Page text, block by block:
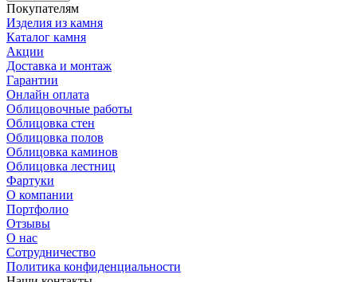
Покупателям
Изделия из камня
Каталог камня
Акции
Доставка и монтаж
Гарантии
Онлайн оплата
Облицовочные работы
Облицовка стен
Облицовка полов
Облицовка каминов
Облицовка лестниц
Фартуки
О компании
Портфолио
Отзывы
О нас
Сотрудничество
Политика конфиденциальности